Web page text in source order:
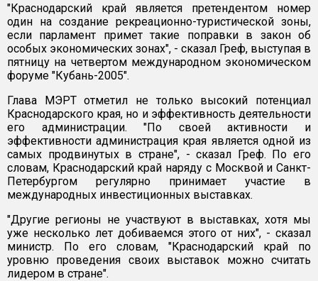
"Краснодарский край является претендентом номер
один на создание рекреационно-туристической зоны,
если парламент примет такие поправки в закон об
особых экономических зонах", - сказал Греф, выступая в
пятницу на четвертом международном экономическом
форуме "Кубань-2005".
Глава МЭРТ отметил не только высокий потенциал
Краснодарского края, но и эффективность деятельности
его администрации. "По своей активности и
эффективности администрация края является одной из
самых продвинутых в стране", - сказал Греф. По его
словам, Краснодарский край наряду с Москвой и Санкт-
Петербургом регулярно принимает участие в
международных инвестиционных выставках.
"Другие регионы не участвуют в выставках, хотя мы
уже несколько лет добиваемся этого от них", - сказал
министр. По его словам, "Краснодарский край по
уровню проведения своих выставок можно считать
лидером в стране".